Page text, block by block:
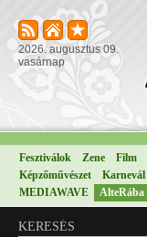
2026. augusztus 09.
vasárnap
Fesztiválok Zene Film
Képzőművészet
Karnevál
MEDIAWAVE
AlteRába
KERESÉS